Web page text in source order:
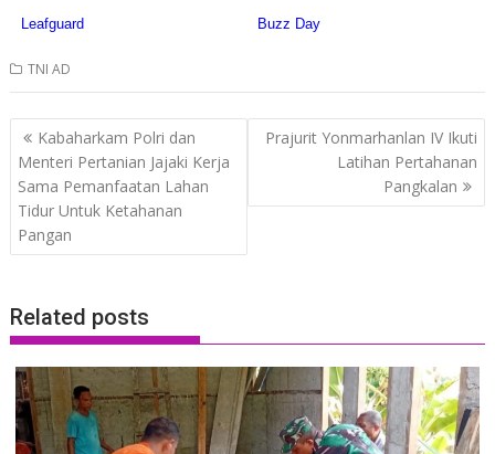
TNI AD
Post
navigation
Kabaharkam Polri dan
Menteri Pertanian Jajaki Kerja
Sama Pemanfaatan Lahan
Tidur Untuk Ketahanan
Pangan
Prajurit Yonmarhanlan IV Ikuti
Latihan Pertahanan
Pangkalan
Related posts